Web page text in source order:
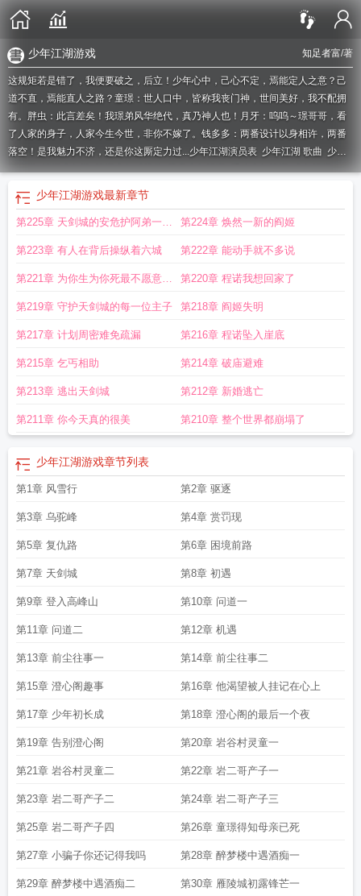
知足者富/著
少年江湖游戏
这规矩若是错了，我便要破之，后立！少年心中，己心不定，焉能定人之意？己
道不直，焉能直人之路？童璟：世人口中，皆称我丧门神，世间美好，我不配拥
有。胖虫：此言差矣！我璟弟风华绝代，真乃神人也！月牙：呜呜～璟哥哥，看
了人家的身子，人家今生今世，非你不嫁了。钱多多：两番设计以身相许，两番
落空！是我魅力不济，还是你这厮定力过...少年江湖演员表 少年江湖 歌曲 少年
江湖游江湖少年游江湖少年对应的搜索少年江湖播放少年江湖少年江湖
江湖少年背后故事 少年江湖的
之童璟 知足者富
湖游戏官网少年江湖类型的少年江湖mv电视剧江湖少年江湖少年什么意
湖少年是哪部的歌作者江湖少年 江湖少年游by 江湖少年少年江湖令
的江湖少年音乐江湖少年游txt江湖少年图江湖少年录少年江湖是什么
少年江湖游戏最新章节
第225章 天剑城的安危护阿弟一世
逍遥
第224章 焕然一新的阎姬
第223章 有人在背后操纵着六城 第222章 能动手就不多说
第221章 为你生为你死最不愿意是
离开你
第220章 程诺我想回家了
第219章 守护天剑城的每一位主子 第218章 阎姬失明
第217章 计划周密难免疏漏 第216章 程诺坠入崖底
第215章 乞丐相助 第214章 破庙避难
第213章 逃出天剑城 第212章 新婚逃亡
第211章 你今天真的很美 第210章 整个世界都崩塌了
少年江湖游戏章节列表
第1章 风雪行 第2章 驱逐
第3章 乌驼峰 第4章 赏罚现
第5章 复仇路 第6章 困境前路
第7章 天剑城 第8章 初遇
第9章 登入高峰山 第10章 问道一
第11章 问道二 第12章 机遇
第13章 前尘往事一 第14章 前尘往事二
第15章 澄心阁趣事 第16章 他渴望被人挂记在心上
第17章 少年初长成 第18章 澄心阁的最后一个夜
第19章 告别澄心阁 第20章 岩谷村灵童一
第21章 岩谷村灵童二 第22章 岩二哥产子一
第23章 岩二哥产子二 第24章 岩二哥产子三
第25章 岩二哥产子四 第26章 童璟得知母亲已死
第27章 小骗子你还记得我吗 第28章 醉梦楼中遇酒痴一
第29章 醉梦楼中遇酒痴二 第30章 雁陵城初露锋芒一